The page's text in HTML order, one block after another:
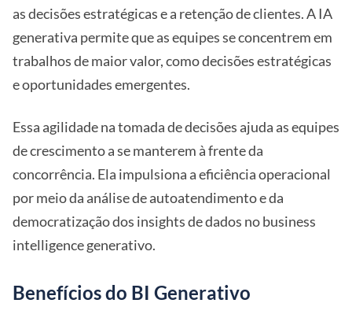
as decisões estratégicas e a retenção de clientes. A IA
generativa permite que as equipes se concentrem em
trabalhos de maior valor, como decisões estratégicas
e oportunidades emergentes.
Essa agilidade na tomada de decisões ajuda as equipes
de crescimento a se manterem à frente da
concorrência. Ela impulsiona a eficiência operacional
por meio da análise de autoatendimento e da
democratização dos insights de dados no business
intelligence generativo.
Benefícios do BI Generativo